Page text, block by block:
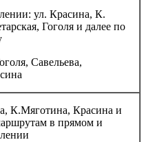
ул. Красина, К.
Гоголя и далее по
Савельева,
К.Мяготина, Красина и
в прямом и